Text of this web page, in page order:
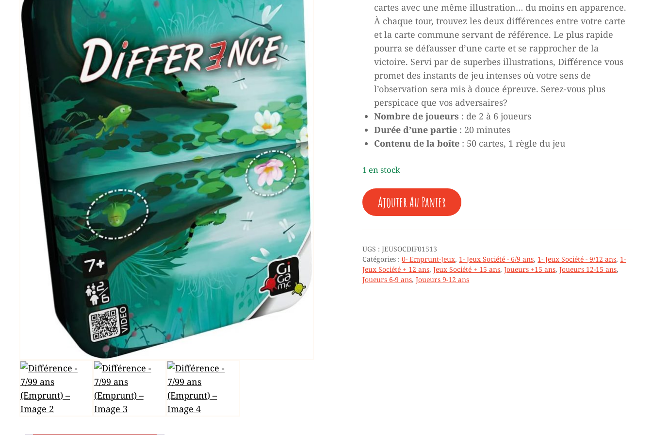
était :
20,00 €.
est :
0,00 €.
cartes avec une même illustration… du moins en apparence.
À chaque tour, trouvez les deux différences entre votre carte
et la carte commune servant de référence. Le plus rapide
pourra se défausser d’une carte et se rapprocher de la
victoire. Servi par de superbes illustrations, Différence vous
promet des instants de jeu intenses où votre sens de
l’observation sera mis à douce épreuve. Serez-vous plus
perspicace que vos adversaires?
Nombre de joueurs : de 2 à 6 joueurs
Durée d’une partie: 20 minutes
Contenu de la boîte: 50 cartes, 1 règle du jeu
1 en stock
QUANTITÉ
DE
DIFFÉRENCE
(EMPRUNT)
Ajouter Au Panier
UGS :JEUSOCDIF01513
Catégories :0- Emprunt-Jeux, 1- Jeux Société - 6/9 ans, 1- Jeux Société - 9/12 ans, 1-
Jeux Société + 12 ans,Jeux Société + 15 ans,Joueurs +15 ans,Joueurs 12-15 ans,
Joueurs 6-9 ans,Joueurs 9-12 ans